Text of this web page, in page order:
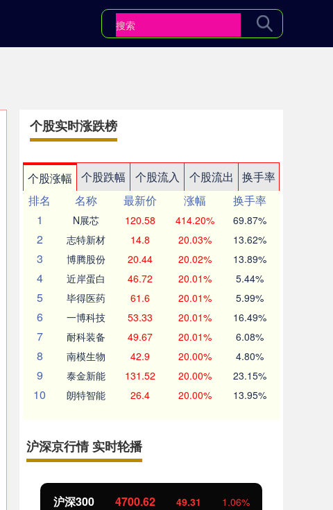
个股实时涨跌榜
个股涨幅 个股跌幅 个股流入 个股流出
换手率
排名
名称 最新价 涨幅
换手率
1
N展芯 120.58 414.20% 69.87%
2 志特新材 14.8 20.03% 13.62%
3 博腾股份 20.44 20.02% 13.89%
4 近岸蛋白 46.72 20.01% 5.44%
5 毕得医药 61.6 20.01% 5.99%
6 一博科技 53.33 20.01% 16.49%
7 耐科装备 49.67 20.01% 6.08%
8 南模生物 42.9 20.00% 4.80%
9 泰金新能 131.52 20.00% 23.15%
10 朗特智能 26.4 20.00% 13.95%
沪深京行情 实时轮播
北证50 1133.76 10.88 0.97%